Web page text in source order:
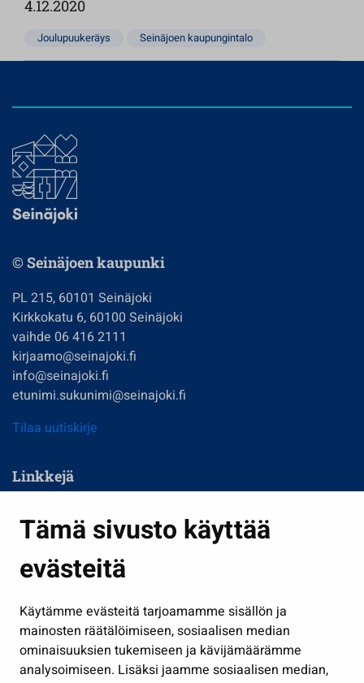
Tämä sivusto käyttää
evästeitä
Käytämme evästeitä tarjoamamme sisällön ja
mainosten räätälöimiseen, sosiaalisen median
ominaisuuksien tukemiseen ja kävijämäärämme
analysoimiseen. Lisäksi jaamme sosiaalisen median,
4.12.2020
Joulupuukeräys Seinäjoen kaupungintalo
© Seinäjoen kaupunki
PL 215, 60101 Seinäjoki
Kirkkokatu 6, 60100 Seinäjoki
vaihde 06 416 2111
kirjaamo@seinajoki.fi
info@seinajoki.fi
etunimi.sukunimi@seinajoki.fi
Tilaa uutiskirje
Linkkejä
Kasvatus ja opetus
Kulttuuri ja liikunta
Työ ja yrittäminen
Osallistu ja asioi
Näytä omat evästeasetukseni